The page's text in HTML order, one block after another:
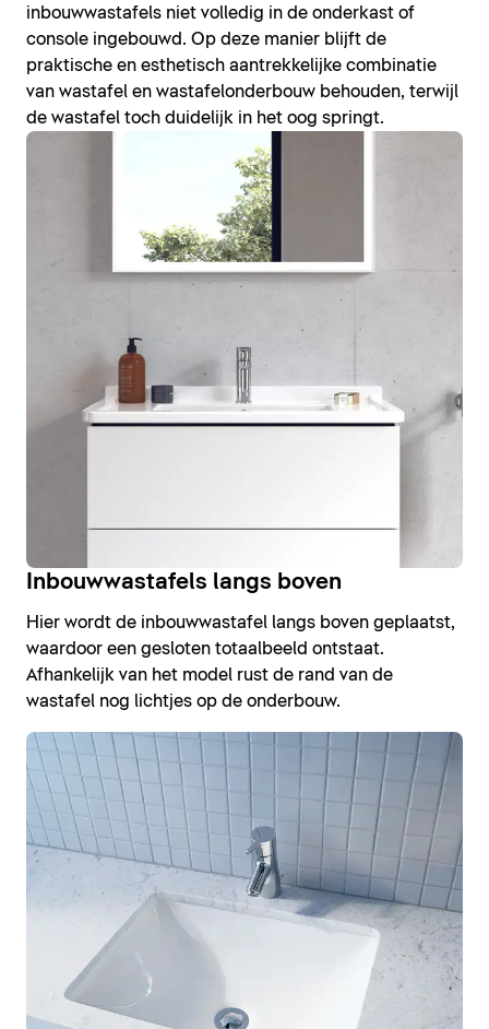
inbouwwastafels niet volledig in de onderkast of
console ingebouwd. Op deze manier blijft de
praktische en esthetisch aantrekkelijke combinatie
van wastafel en wastafelonderbouw behouden, terwijl
de wastafel toch duidelijk in het oog springt.
Inbouwwastafels langs boven
Hier wordt de inbouwwastafel langs boven geplaatst,
waardoor een gesloten totaalbeeld ontstaat.
Afhankelijk van het model rust de rand van de
wastafel nog lichtjes op de onderbouw.